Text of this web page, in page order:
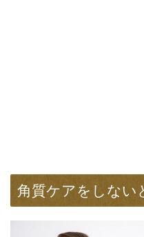
角質ケアをしない